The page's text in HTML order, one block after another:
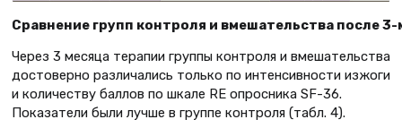
Сравнение групп контроля и вмешательства после
Через 3 месяца терапии группы контроля и вмешательства
достоверно различались только по интенсивности изжоги
и количеству баллов по шкале RE опросника SF-36.
Показатели были лучше в группе контроля (табл. 4).